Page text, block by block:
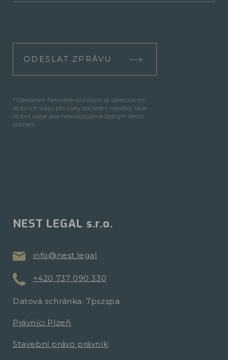
ODESLAT ZPRÁVU
* Odesláním formuláře souhlasím se zpracováním
osobních údajů pro účely obchodní nabídky. Vaše
osobní údaje dále neposkytujeme žádným třetím
stranám.
NEST LEGAL s.r.o.
info@nest.legal
+420 737 090 330
Datová schránka: 7pszspa
Právníci Plzeň
Stavební právo právník